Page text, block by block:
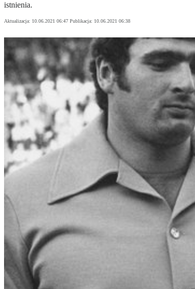
istnienia.
Aktualizacja: 10.06.2021 06:47 Publikacja: 10.06.2021 06:38